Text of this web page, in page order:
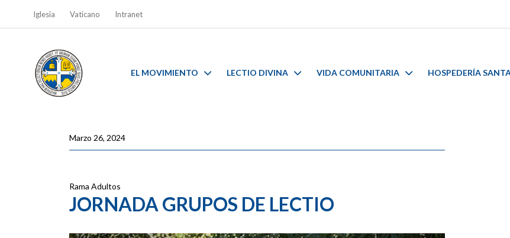
Iglesia Vaticano Intranet
EL MOVIMIENTO LECTIO DIVINA VIDA COMUNITARIA HOSPEDERÍA
Marzo 26, 2024
Rama Adultos
JORNADA GRUPOS DE LECTIO